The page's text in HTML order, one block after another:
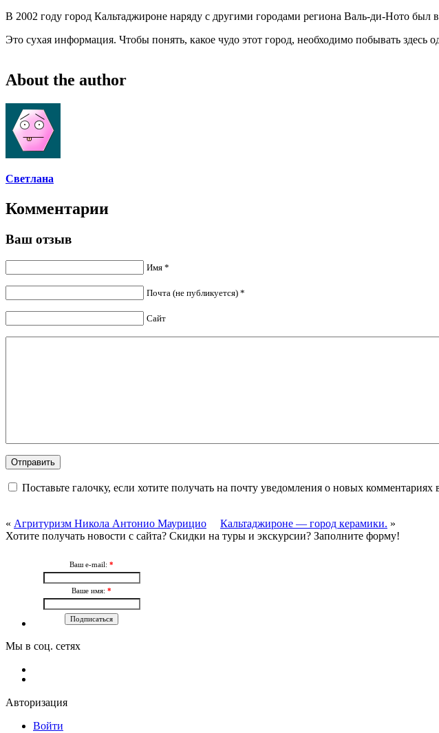
В 2002 году город Кальтаджироне наряду с другими городами региона Валь-ди-Ното
Это сухая информация. Чтобы понять, какое чудо этот город, необходимо побывать здесь
About the author
Cветлана
Комментарии
Ваш отзыв
Имя *
Почта (не публикуется) *
Сайт
Поставьте галочку, если хотите получать на почту уведомления о новых комментариях
« Агритуризм Никола Антонио Маурицио Кальтаджироне — город керамики. »
Хотите получать новости с сайта? Скидки на туры и экскурсии? Заполните форму!
Ваш e-mail: *
Ваше имя: *
Мы в соц. сетях
Авторизация
Войти